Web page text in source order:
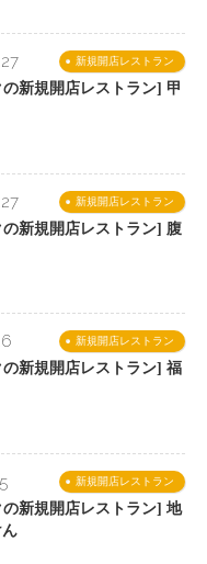
新規開店レストラン
新規開店レストラン] 甲
新規開店レストラン
の新規開店レストラン] 腹
新規開店レストラン
の新規開店レストラン] 福
新規開店レストラン
の新規開店レストラン] 地